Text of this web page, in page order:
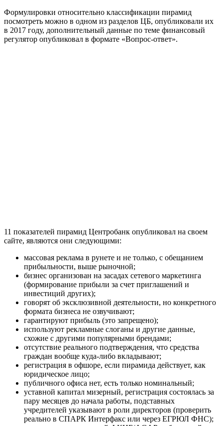
Формулировки относительно классификации пирамид
посмотреть можно в одном из разделов ЦБ, опубликовали их
в 2017 году, дополнительный данные по теме финансовый
регулятор опубликовал в формате «Вопрос-ответ».
11 показателей пирамид Центробанк опубликовал на своем
сайте, являются они следующими:
массовая реклама в рунете и не только, с обещанием
прибыльности, выше рыночной;
бизнес организован на засадах сетевого маркетинга
(формирование прибыли за счет приглашений и
инвестиций других);
говорят об эксклюзивной деятельности, но конкретного
формата бизнеса не озвучивают;
гарантируют прибыль (это запрещено);
используют рекламные слоганы и другие данные,
схожие с другими популярными брендами;
отсутствие реального подтверждения, что средства
граждан вообще куда-либо вкладывают;
регистрация в офшоре, если пирамида действует, как
юридическое лицо;
публичного офиса нет, есть только номинальный;
уставной капитал мизерный, регистрация состоялась за
пару месяцев до начала работы, подставных
учредителей указывают в роли директоров (проверить
реально в СПАРК Интерфакс или через ЕГРЮЛ ФНС);